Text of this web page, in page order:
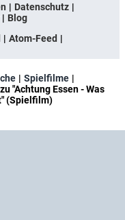
Datenschutz
Blog
Atom-Feed
Spielfilme
"Achtung Essen - Was
(Spielfilm)